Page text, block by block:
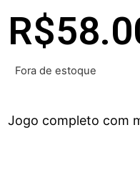
R$
Fora de estoque
Jogo completo com